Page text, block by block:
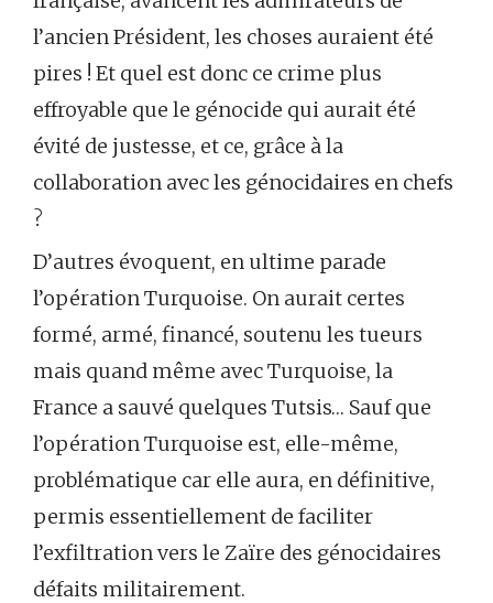
l’ancien Président, les choses auraient été
pires ! Et quel est donc ce crime plus
effroyable que le génocide qui aurait été
évité de justesse, et ce, grâce à la
collaboration avec les génocidaires en chefs
?
D’autres évoquent, en ultime parade
l’opération Turquoise. On aurait certes
formé, armé, financé, soutenu les tueurs
mais quand même avec Turquoise, la
France a sauvé quelques Tutsis… Sauf que
l’opération Turquoise est, elle-même,
problématique car elle aura, en définitive,
permis essentiellement de faciliter
l’exfiltration vers le Zaïre des génocidaires
défaits militairement.